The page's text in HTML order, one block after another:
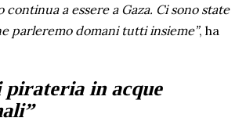
a essere a Gaza. Ci sono state
parleremo domani tutti insieme”, ha
pirateria in acque